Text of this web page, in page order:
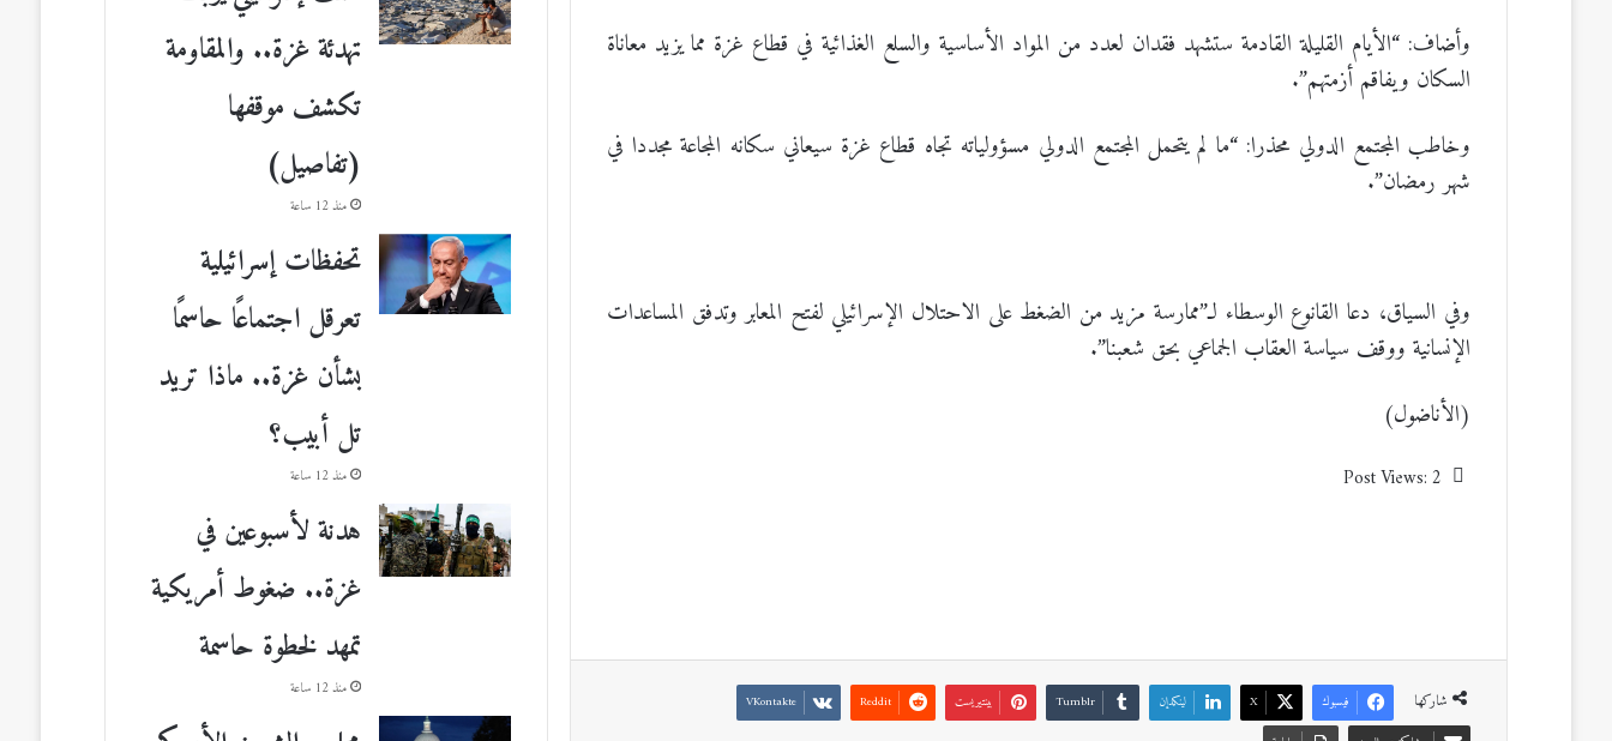
وأضاف: “الأيام القليلة القادمة ستشهد فقدان لعدد من المواد الأساسية والسلع الغذائية في قطاع غزة مما يزيد معاناة
السكان ويفاقم أزمتهم”.
وخاطب المجتمع الدولي محذرا: “ما لم يتحمل المجتمع الدولي مسؤولياته تجاه قطاع غزة سيعاني سكانه المجاعة مجددا في
شهر رمضان”.
وفي السياق، دعا القانوع الوسطاء لـ”ممارسة مزيد من الضغط على الاحتلال الإسرائيلي لفتح المعابر وتدفق المساعدات
الإنسانية ووقف سياسة العقاب الجماعي بحق شعبنا”.
(الأناضول)
Post Views:2
شاركها فيسبوك ‫X لينكدإن بينتيريست
تهدئة غزة.. والمقاومة
تكشف موقفها
(تفاصيل)
منذ 12 ساعة
تحفظات إسرائيلية
تعرقل اجتماعًا حاسمًا
بشأن غزة.. ماذا تريد
تل أبيب؟
منذ 12 ساعة
هدنة لأسبوعين في
غزة.. ضغوط أمريكية
تمهد لخطوة حاسمة
منذ 12 ساعة